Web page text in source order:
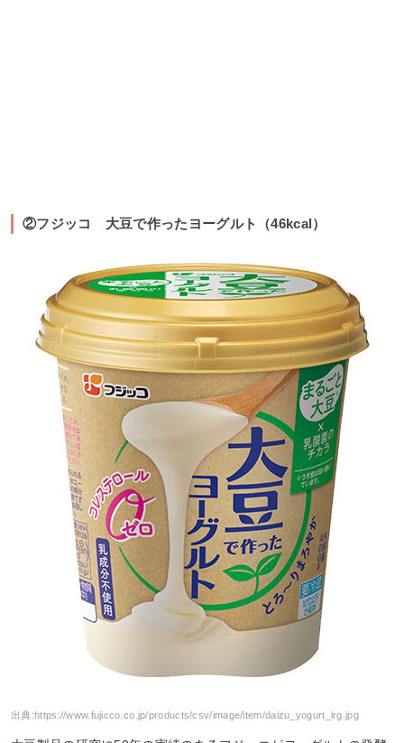
②フジッコ 大豆で作ったヨーグルト（46kcal）
出典:https://www.fujicco.co.jp/products/csv/image/item/daizu_yogurt_lrg.jpg